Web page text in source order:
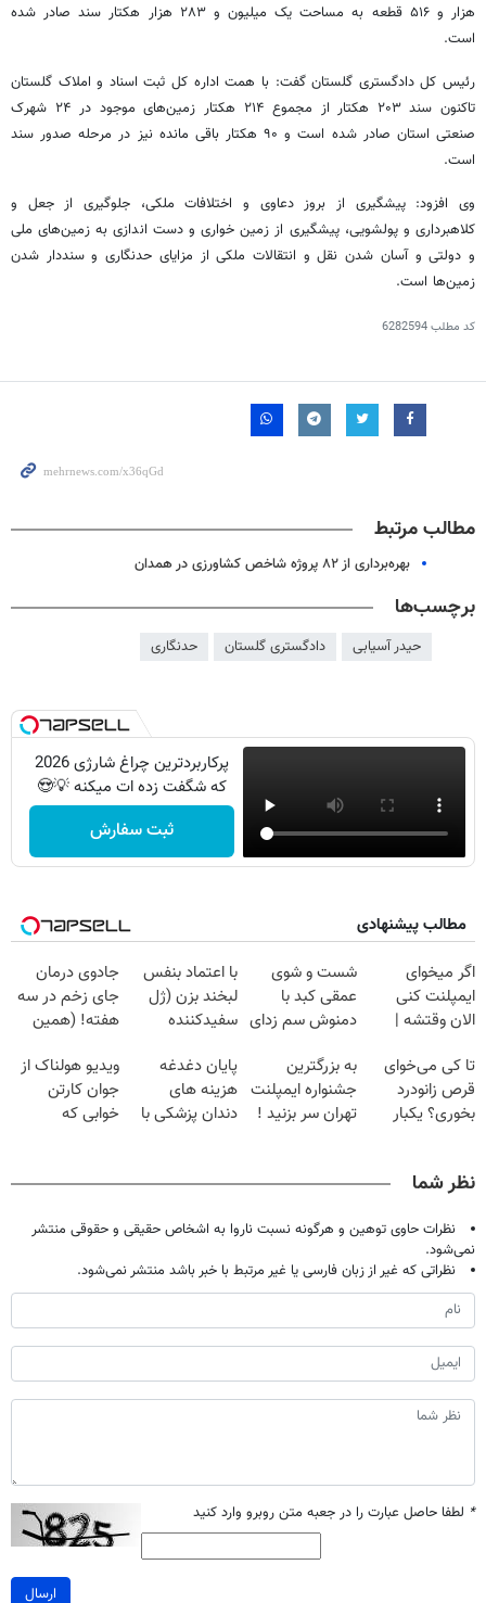
هزار و ۵۱۶ قطعه به مساحت یک میلیون و ۲۸۳ هزار هکتار سند صادر شده
است.
رئیس کل دادگستری گلستان گفت: با همت اداره کل ثبت اسناد و املاک گلستان
تاکنون سند ۲۰۳ هکتار از مجموع ۲۱۴ هکتار زمین‌های موجود در ۲۴ شهرک
صنعتی استان صادر شده است و ۹۰ هکتار باقی مانده نیز در مرحله صدور سند
است.
وی افزود: پیشگیری از بروز دعاوی و اختلافات ملکی، جلوگیری از جعل و
کلاهبرداری وپولشویی، پیشگیری از زمین خواری و دست اندازی به زمین‌های ملی
و دولتی و آسان شدن نقل و انتقالات ملکی از مزایای حدنگاری و سنددار شدن
زمین‌ها است.
کد مطلب6282594
مطالب مرتبط
بهره‌برداری از ۸۲ پروژه شاخص کشاورزی در همدان
برچسب‌ها
حیدر آسیابی دادگستری گلستان حدنگاری
پرکاربردترین چراغ شارژی 2026
که شگفت زده ات میکنه 💡😍
ثبت سفارش
مطالب پیشنهادی
اگر میخوای
ایمپلنت کنی
الان وقتشه |
میلیون تومان!!!
شست و شوی
عمقی کبد با
دمنوش سم زدای
با اعتماد بنفس
لبخند بزن (ژل
سفیدکننده
جادوی درمان
جای زخم در سه
هفته! (همین
صحبت کنید)
تا کی می‌خوای
قرص زانودرد
بخوری؟ یکبار
به بزرگترین
جشنواره ایمپلنت
تهران سر بزنید !
پایان دغدغه
هزینه های
دندان پزشکی با
ویدیو هولناک از
جوان کارتن
خوابی که
نظر شما
نظرات حاوی توهین و هرگونه نسبت ناروا به اشخاص حقیقی و حقوقی منتشر
نمی‌شود.
نظراتی که غیر از زبان فارسی یا غیر مرتبط با خبر باشد منتشر نمی‌شود.
* لطفا حاصل عبارت را در جعبه متن روبرو وارد کنید
ارسال